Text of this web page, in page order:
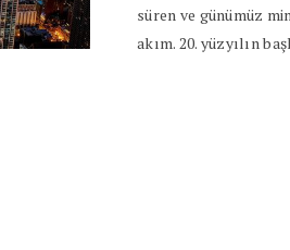
süren ve günümüz
akım. 20. yüzyılın